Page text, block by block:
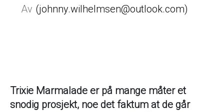
johnny.wilhelmsen@outlook.com
Trixie Marmalade er på mange måter et
snodig prosjekt, noe det faktum at de går